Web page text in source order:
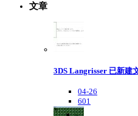
文章
3DS Langrisser 已新建
04-26
601